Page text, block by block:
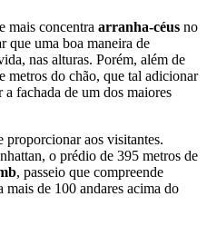
mais concentra arranha-céus no
que uma boa maneira de
nas alturas. Porém, além de
metros do chão, que tal adicionar
a fachada de um dos maiores
proporcionar aos visitantes.
o prédio de 395 metros de
, passeio que compreende
mais de 100 andares acima do